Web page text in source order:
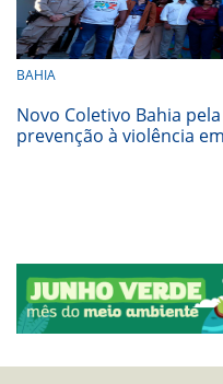
BAHIA
Novo Coletivo Bahia
prevenção à violência